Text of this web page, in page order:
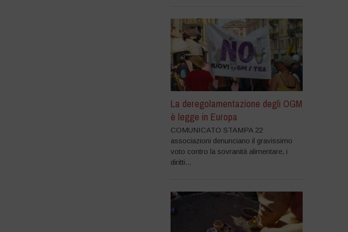
La deregolamentazione degli OGM
è legge in Europa
COMUNICATO STAMPA 22
associazioni denunciano il gravissimo
voto contro la sovranità alimentare, i
diritti...